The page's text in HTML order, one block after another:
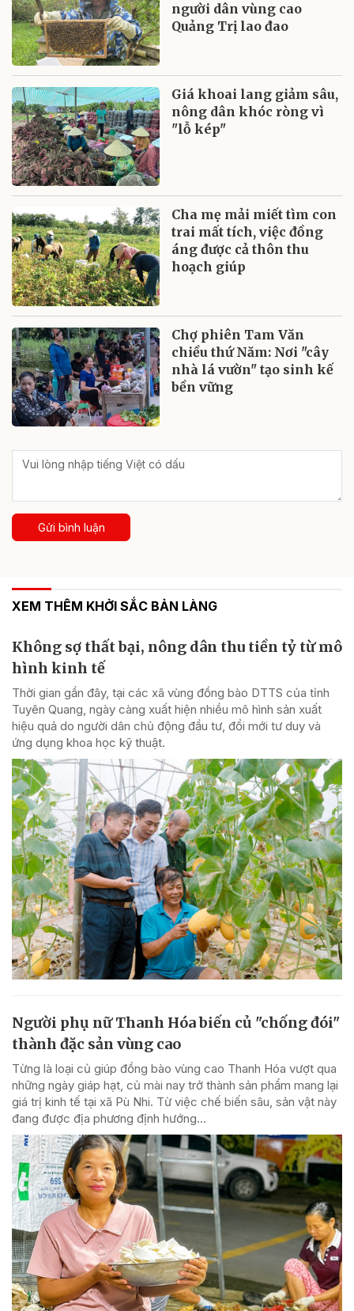
người dân vùng cao
Quảng Trị lao đao
Giá khoai lang giảm sâu,
nông dân khóc ròng vì
"lỗ kép"
Cha mẹ mải miết tìm con
trai mất tích, việc đồng
áng được cả thôn thu
hoạch giúp
Chợ phiên Tam Văn
chiều thứ Năm: Nơi "cây
nhà lá vườn" tạo sinh kế
bền vững
Gửi bình luận
XEM THÊM KHỞI SẮC BẢN LÀNG
Không sợ thất bại, nông dân thu tiền tỷ từ mô
hình kinh tế
Thời gian gần đây, tại các xã vùng đồng bào DTTS của tỉnh
Tuyên Quang, ngày càng xuất hiện nhiều mô hình sản xuất
hiệu quả do người dân chủ động đầu tư, đổi mới tư duy và
ứng dụng khoa học kỹ thuật.
Người phụ nữ Thanh Hóa biến củ "chống đói"
thành đặc sản vùng cao
Từng là loại củ giúp đồng bào vùng cao Thanh Hóa vượt qua
những ngày giáp hạt, củ mài nay trở thành sản phẩm mang lại
giá trị kinh tế tại xã Pù Nhi. Từ việc chế biến sâu, sản vật này
đang được địa phương định hướng...